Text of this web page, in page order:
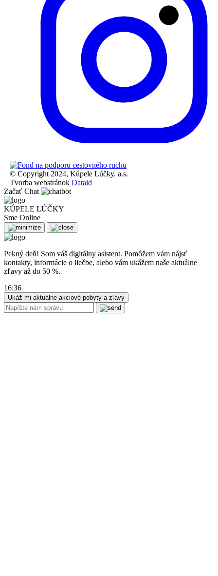
© Copyright 2024, Kúpele Lúčky, a.s.
Tvorba webstránok Dataid
Začať Chat
KÚPELE LÚČKY
Sme Online
Pekný deň! Som váš digitálny asistent. Pomôžem vám nájsť
kontakty, informácie o liečbe, alebo vám ukážem naše aktuálne
zľavy až do 50 %.
16:36
Ukáž mi aktuálne akciové pobyty a zľavy